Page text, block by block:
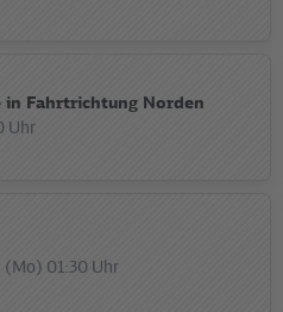
in Fahrtrichtung Norden
Uhr
(Mo) 01:30 Uhr